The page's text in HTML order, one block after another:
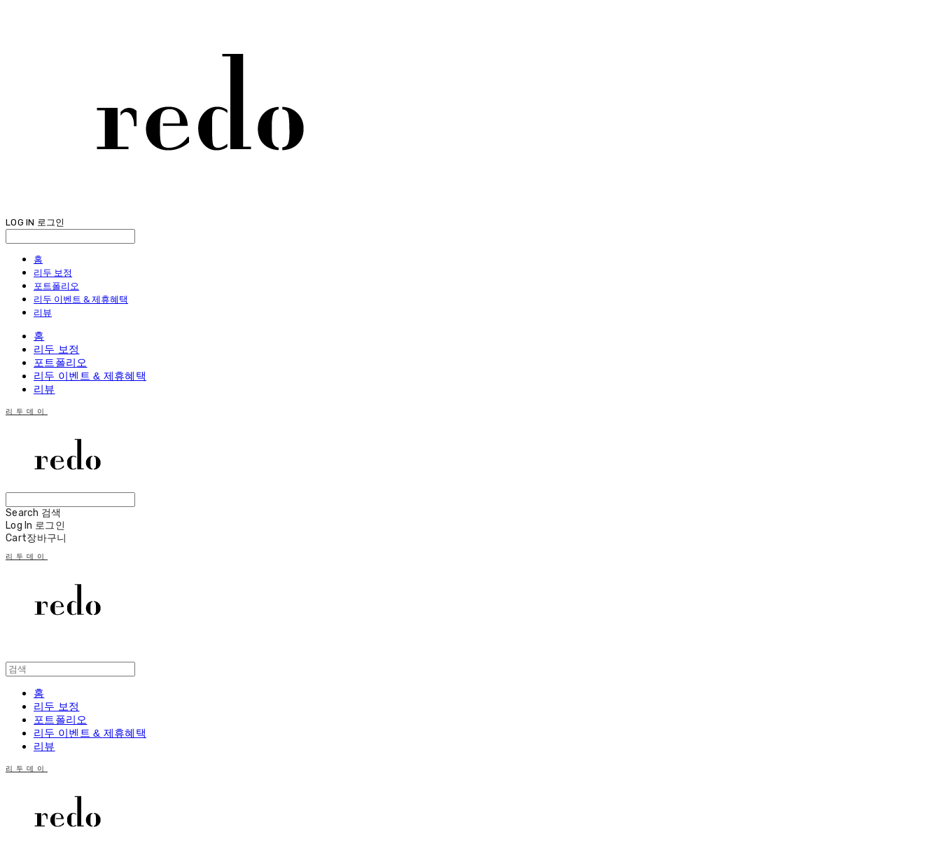
LOG IN 로그인
홈
리두 보정
포트폴리오
리두 이벤트 & 제휴혜택
리뷰
홈
리두 보정
포트폴리오
리두 이벤트 & 제휴혜택
리뷰
리두데이
Search 검색
Log In 로그인
Cart장바구니
리두데이
홈
리두 보정
포트폴리오
리두 이벤트 & 제휴혜택
리뷰
리두데이